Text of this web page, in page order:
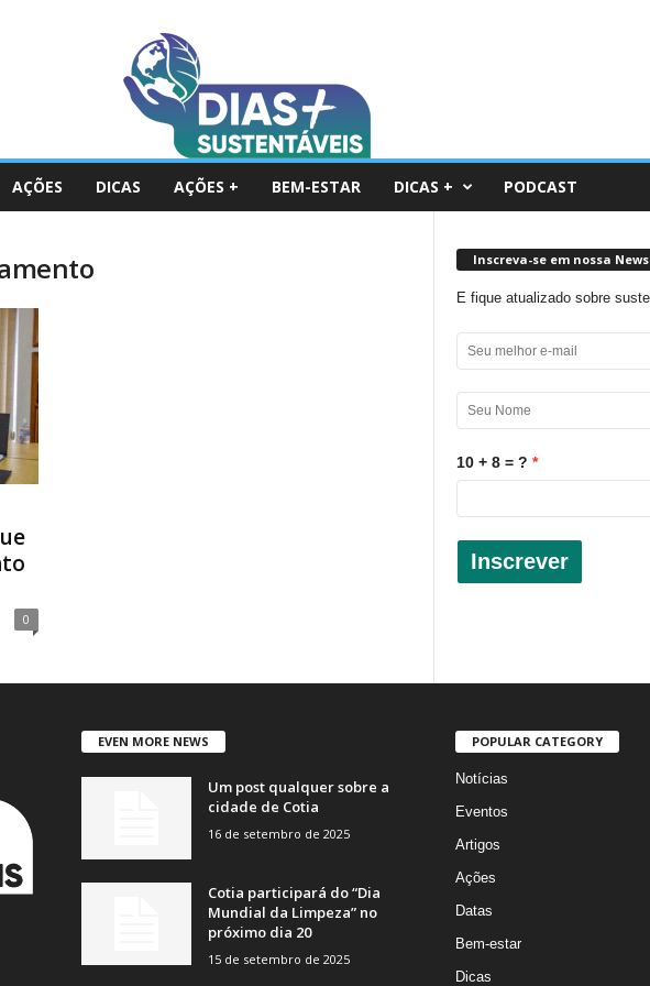
AÇÕES DICAS AÇÕES + BEM-ESTAR DICAS + PODCAST
0
Inscreva-se em nossa
E fique atualizado sobre
10 + 8 = ?
Inscrever
EVEN MORE NEWS
Um post qualquer sobre a
cidade de Cotia
16 de setembro de 2025
Cotia participará do “Dia
Mundial da Limpeza” no
próximo dia 20
15 de setembro de 2025
POPULAR CATEGORY
Notícias
Eventos
Artigos
Ações
Datas
Bem-estar
Dicas